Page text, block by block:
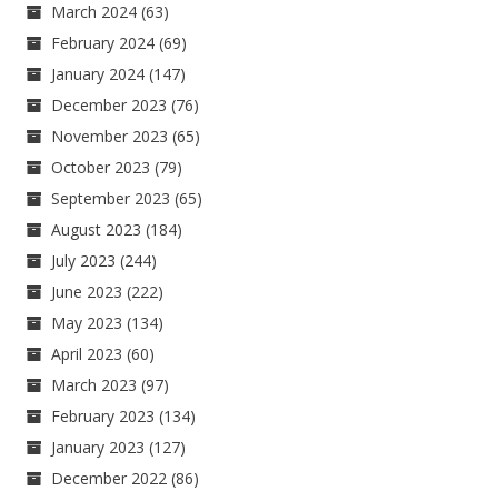
March 2024 (63)
February 2024 (69)
January 2024 (147)
December 2023 (76)
November 2023 (65)
October 2023 (79)
September 2023 (65)
August 2023 (184)
July 2023 (244)
June 2023 (222)
May 2023 (134)
April 2023 (60)
March 2023 (97)
February 2023 (134)
January 2023 (127)
December 2022 (86)